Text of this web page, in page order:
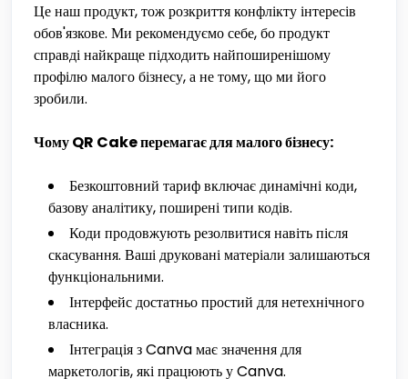
Це наш продукт, тож розкриття конфлікту інтересів
обов'язкове. Ми рекомендуємо себе, бо продукт
справді найкраще підходить найпоширенішому
профілю малого бізнесу, а не тому, що ми його
зробили.
Чому QR Cake перемагає для малого бізнесу:
Безкоштовний тариф включає динамічні коди,
базову аналітику, поширені типи кодів.
Коди продовжують резолвитися навіть після
скасування. Ваші друковані матеріали залишаються
функціональними.
Інтерфейс достатньо простий для нетехнічного
власника.
Інтеграція з Canva має значення для
маркетологів, які працюють у Canva.